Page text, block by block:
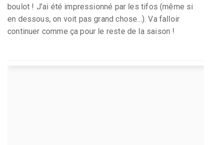
boulot ! J’ai été impressionné par les tifos (même si
en dessous, on voit pas grand chose...). Va falloir
continuer comme ça pour le reste de la saison !